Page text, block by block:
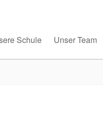
Schule Unser Team